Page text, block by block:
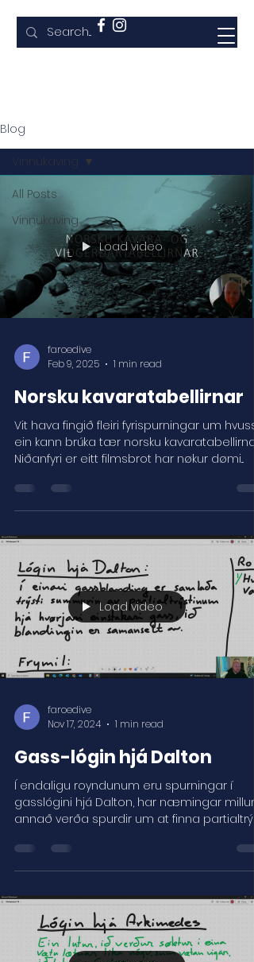
Blog
All Posts
Vinnukaving
Vinnukaving
Load video
faroedive
Feb 9, 2025
1 min read
Norsku kavaratabellirnar
Vit hava fingið fleiri fyrispurningar um
ein kann brúka tær norsku kavaratabellirnar.
Niðanfyri er eitt filmsbrot har nøkur dømi...
Load video
faroedive
Nov 17, 2024
1 min read
Gass-lógin hjá Dalton
Í endaligu royndunum eru spurningar í
gasslógini hjá Dalton, har næmingar millum
annað verða spurdir um at finna